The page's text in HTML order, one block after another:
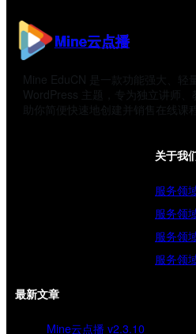
Mine云点播
Mine EduCN 是一款功能强大、轻
WordPress 主题，专为独立讲师、
助你简便快速地创建并销售在线课程
关于我
服务领
服务领
服务领
服务领
最新文章
Mine云点播 v2.3.10